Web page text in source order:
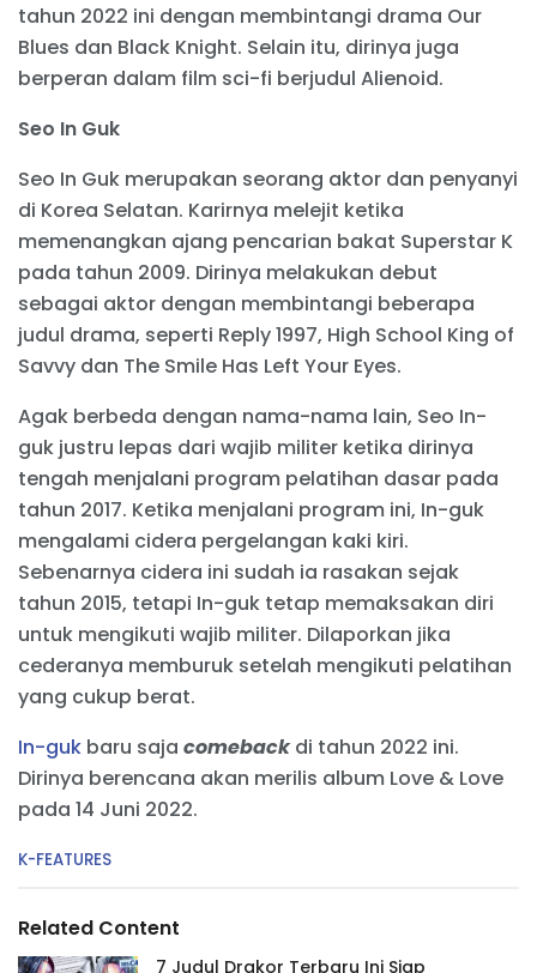
tahun 2022 ini dengan membintangi drama Our
Blues dan Black Knight. Selain itu, dirinya juga
berperan dalam film sci-fi berjudul Alienoid.
Seo In Guk
Seo In Guk merupakan seorang aktor dan penyanyi
di Korea Selatan. Karirnya melejit ketika
memenangkan ajang pencarian bakat Superstar K
pada tahun 2009. Dirinya melakukan debut
sebagai aktor dengan membintangi beberapa
judul drama, seperti Reply 1997, High School King of
Savvy dan The Smile Has Left Your Eyes.
Agak berbeda dengan nama-nama lain, Seo In-
guk justru lepas dari wajib militer ketika dirinya
tengah menjalani program pelatihan dasar pada
tahun 2017. Ketika menjalani program ini, In-guk
mengalami cidera pergelangan kaki kiri.
Sebenarnya cidera ini sudah ia rasakan sejak
tahun 2015, tetapi In-guk tetap memaksakan diri
untuk mengikuti wajib militer. Dilaporkan jika
cederanya memburuk setelah mengikuti pelatihan
yang cukup berat.
In-guk baru saja comebackdi tahun 2022 ini.
Dirinya berencana akan merilis album Love & Love
pada 14 Juni 2022.
C
e
o
K-FEATURES
Related Content
7 Judul Drakor Terbaru Ini Siap